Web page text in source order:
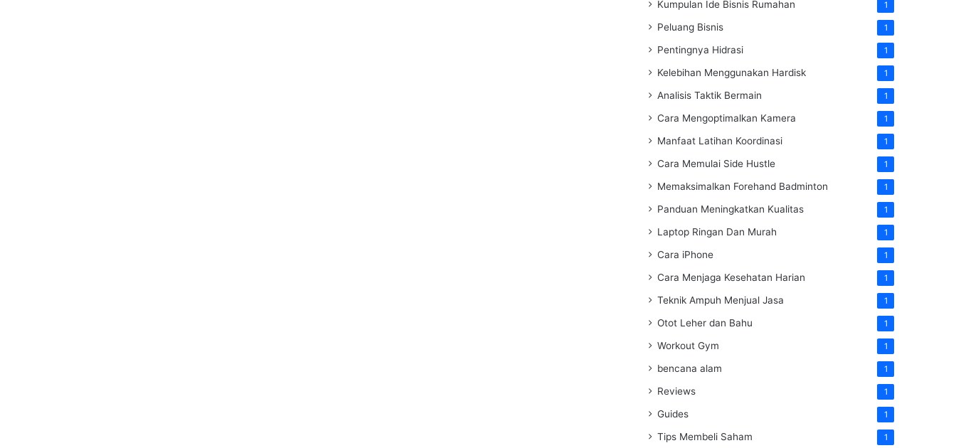
Kumpulan Ide Bisnis Rumahan 1
Peluang Bisnis 1
Pentingnya Hidrasi 1
Kelebihan Menggunakan Hardisk 1
Analisis Taktik Bermain 1
Cara Mengoptimalkan Kamera 1
Manfaat Latihan Koordinasi 1
Cara Memulai Side Hustle 1
Memaksimalkan Forehand Badminton 1
Panduan Meningkatkan Kualitas 1
Laptop Ringan Dan Murah 1
Cara iPhone 1
Cara Menjaga Kesehatan Harian 1
Teknik Ampuh Menjual Jasa 1
Otot Leher dan Bahu 1
Workout Gym 1
bencana alam 1
Reviews 1
Guides 1
Tips Membeli Saham 1